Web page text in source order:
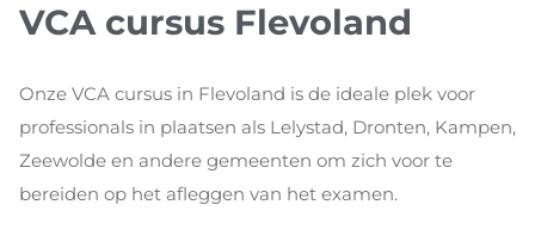
VCA cursus Flevoland
Onze VCA cursus in Flevoland is de ideale plek voor
professionals in plaatsen als Lelystad, Dronten, Kampen,
Zeewolde en andere gemeenten om zich voor te
bereiden op het afleggen van het examen.